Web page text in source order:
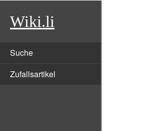
Wiki.li
Suche
Zufallsartikel